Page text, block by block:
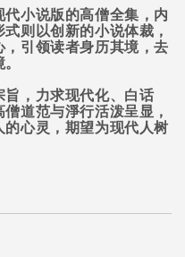
代小说版的高僧全集，内
则以创新的小说体裁，
引领读者身历其境，去
旨，力求现代化、白话
道范与淨行活泼呈显，
的心灵，期望为现代人树